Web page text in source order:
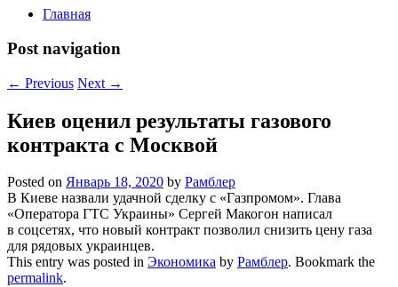
Главная
Post navigation
← Previous Next →
Киев оценил результаты газового
контракта с Москвой
Posted on Январь 18, 2020 by Рамблер
В Киеве назвали удачной сделку с «Газпромом». Глава
«Оператора ГТС Украины» Сергей Макогон написал
в соцсетях, что новый контракт позволил снизить цену газа
для рядовых украинцев.
This entry was posted in Экономика by Рамблер. Bookmark the
permalink.